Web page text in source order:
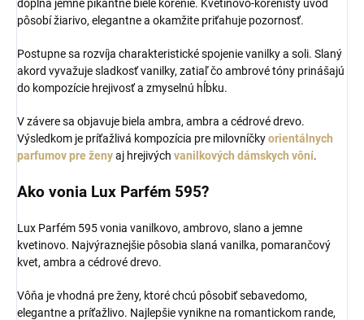
dopĺňa jemne pikantné biele korenie. Kvetinovo-korenistý úvod
pôsobí žiarivo, elegantne a okamžite priťahuje pozornosť.
Postupne sa rozvíja charakteristické spojenie vanilky a soli. Slaný
akord vyvažuje sladkosť vanilky, zatiaľ čo ambrové tóny prinášajú
do kompozície hrejivosť a zmyselnú hĺbku.
V závere sa objavuje biela ambra, ambra a cédrové drevo.
Výsledkom je príťažlivá kompozícia pre milovníčkyorientálnych
parfumov pre ženyaj hrejivých vanilkových dámskych vôní.
Ako vonia Lux Parfém 595?
Lux Parfém 595 vonia vanilkovo, ambrovo, slano a jemne
kvetinovo. Najvýraznejšie pôsobia slaná vanilka, pomarančový
kvet, ambra a cédrové drevo.
Vôňa je vhodná pre ženy, ktoré chcú pôsobiť sebavedomo,
elegantne a príťažlivo. Najlepšie vynikne na romantickom rande,